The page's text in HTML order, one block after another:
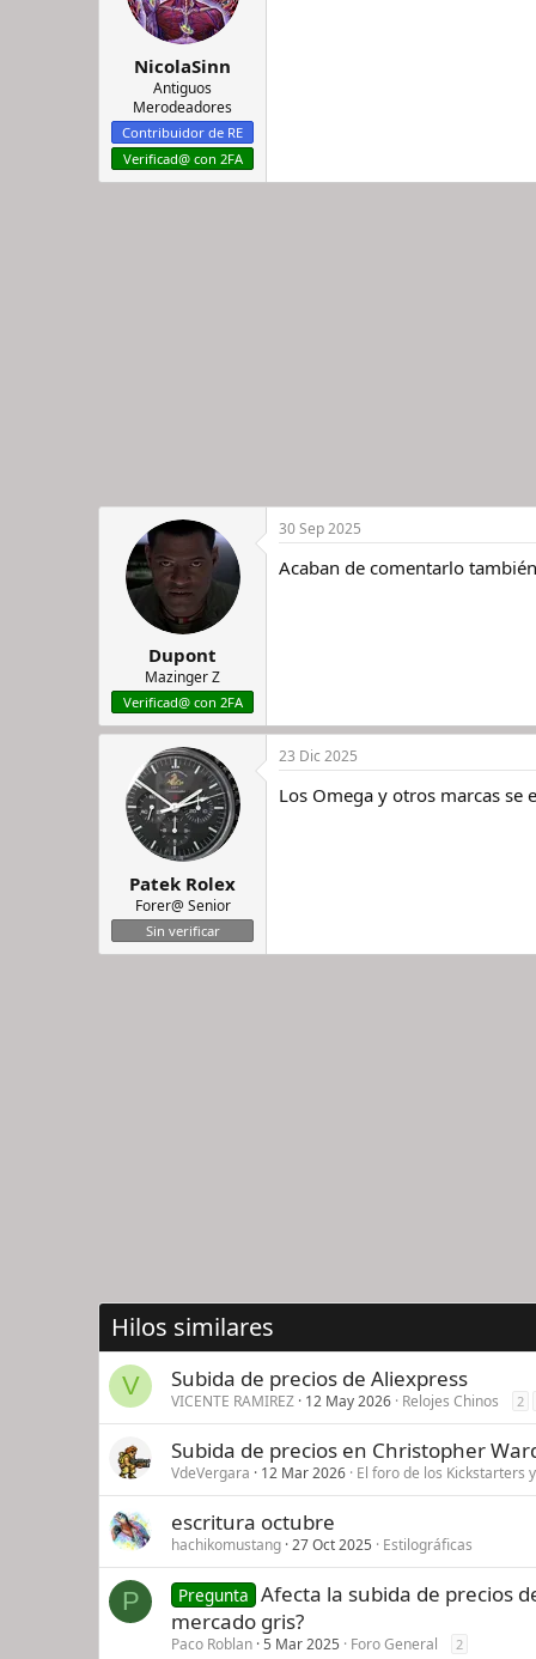
NicolaSinn
Antiguos
Merodeadores
Contribuidor de RE
Verificad@ con 2FA
Dupont
Mazinger Z
Verificad@ con 2FA
30 Sep 2025
Acaban de comentarlo
Patek Rolex
Forer@ Senior
Sin verificar
23 Dic 2025
Los Omega y otros marcas
Hilos similares
V Subida de precios de Aliexpress
VICENTE RAMIREZ 12 May 2026 Relojes Chinos 2
Subida de precios en Christopher
VdeVergara 12 Mar 2026 El foro de los Kickstarters
escritura octubre
hachikomustang 27 Oct 2025 Estilográficas
P Pregunta Afecta la subida de precios
mercado gris?
Paco Roblan 5 Mar 2025 Foro General 2